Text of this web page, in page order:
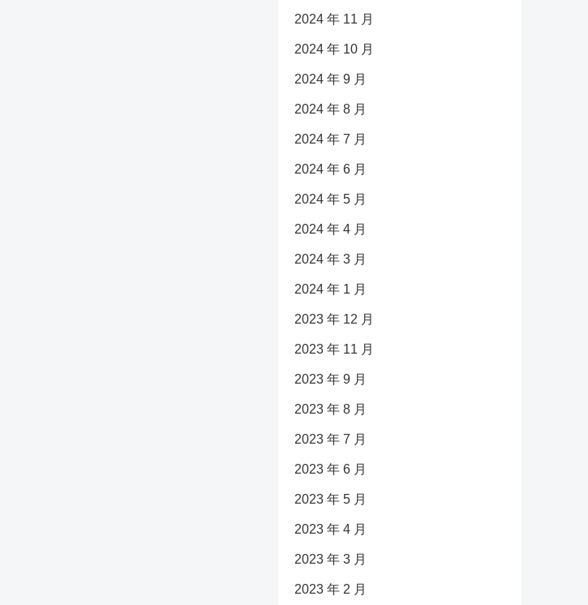
2024 年 11 月
2024 年 10 月
2024 年 9 月
2024 年 8 月
2024 年 7 月
2024 年 6 月
2024 年 5 月
2024 年 4 月
2024 年 3 月
2024 年 1 月
2023 年 12 月
2023 年 11 月
2023 年 9 月
2023 年 8 月
2023 年 7 月
2023 年 6 月
2023 年 5 月
2023 年 4 月
2023 年 3 月
2023 年 2 月